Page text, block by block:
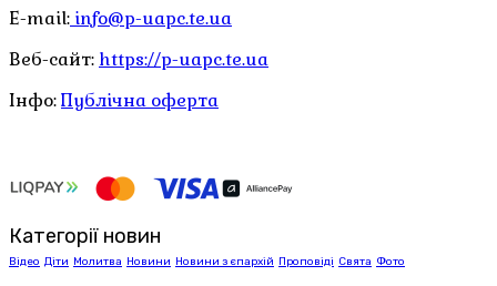
E-mail: info@p-uapc.te.ua
Веб-сайт: https://p-uapc.te.ua
Інфо:Публічна оферта
Категорії новин
Відео Діти Молитва Новини Новини з єпархій Проповіді Свята Фото